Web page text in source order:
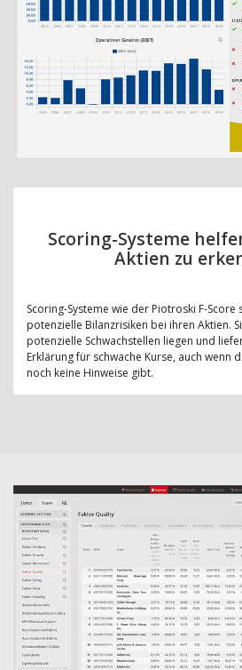
Scoring-Systeme
Aktien zu
Scoring-Systeme wie der Piotroski F-
potenzielle Bilanzrisiken bei ihren Aktien.
potenzielle Schwachstellen liegen und
Erklärung für schwache Kurse, auch wenn
noch keine Hinweise gibt.